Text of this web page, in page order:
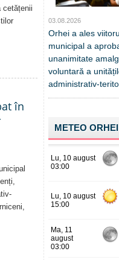
cetățenii
în
03.08.2026
Orhei a ales
municipal a
unanimitate
voluntară a
administrativ-
METEO ORHEI